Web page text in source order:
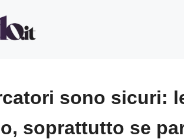
sono sicuri:
soprattutto se